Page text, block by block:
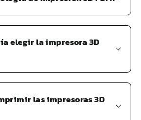
elegir la impresora 3D
las impresoras 3D